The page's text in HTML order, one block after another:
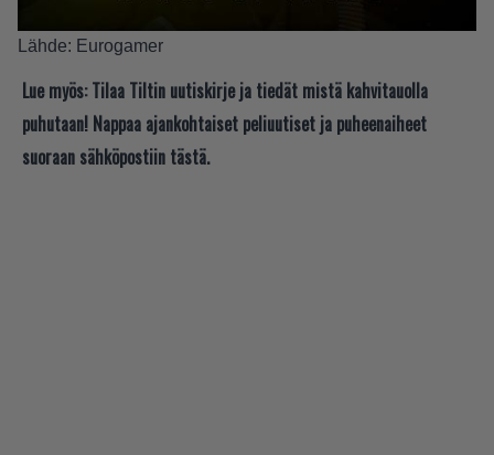
Lähde: Eurogamer
Lue myös: Tilaa Tiltin uutiskirje ja tiedät mistä kahvitauolla
puhutaan! Nappaa ajankohtaiset peliuutiset ja puheenaiheet
suoraan sähköpostiin tästä.